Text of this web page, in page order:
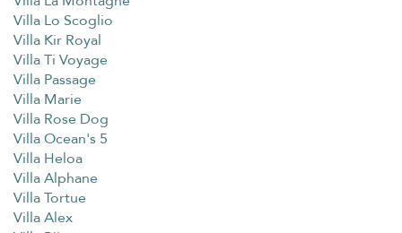
Villa Lo Scoglio
Villa Kir Royal
Villa Ti Voyage
Villa Passage
Villa Marie
Villa Rose Dog
Villa Ocean's 5
Villa Heloa
Villa Alphane
Villa Tortue
Villa Alex